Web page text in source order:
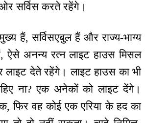
सर्विस करते रहेंगे।
हैं, सर्विसएबुल हैं और राज्य-भाग्य
ऐसे अनन्य रत्न लाइट हाउस मिसल
देते रहेंगे। लाइट हाउस का भी
ना? एक अनेकों को लाइट देंगे।
फिर वह कोई एक एरिया के हद का